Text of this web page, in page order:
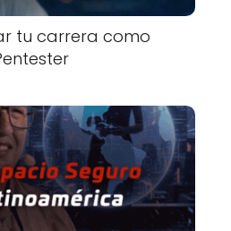
tu carrera como